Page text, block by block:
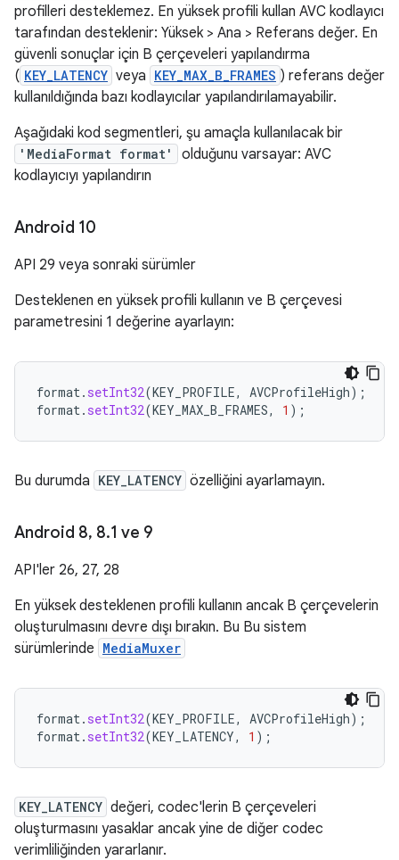
profilleri desteklemez. En yüksek profili kullan AVC kodlayıcı
tarafından desteklenir: Yüksek > Ana > Referans değer. En
güvenli sonuçlar için B çerçeveleri yapılandırma
( KEY_LATENCY veya KEY_MAX_B_FRAMES ) referans değer
kullanıldığında bazı kodlayıcılar yapılandırılamayabilir.
Aşağıdaki kod segmentleri, şu amaçla kullanılacak bir
'MediaFormat format'
olduğunu varsayar: AVC
kodlayıcıyı yapılandırın
Android 10
API 29 veya sonraki sürümler
Desteklenen en yüksek profili kullanın ve B çerçevesi
parametresini 1 değerine ayarlayın:
format . setInt32(KEY_PROFILE, AVCProfileHigh);
format . setInt32(KEY_MAX_B_FRAMES, 1 );
Bu durumda KEY_LATENCY özelliğini ayarlamayın.
Android 8, 8.1 ve 9
API'ler 26, 27, 28
En yüksek desteklenen profili kullanın ancak B çerçevelerin
oluşturulmasını devre dışı bırakın. Bu Bu sistem
sürümlerinde MediaMuxer
format . setInt32(KEY_PROFILE, AVCProfileHigh);
format . setInt32(KEY_LATENCY, 1 );
KEY_LATENCY değeri, codec'lerin B çerçeveleri
oluşturmasını yasaklar ancak yine de diğer codec
verimliliğinden yararlanır.